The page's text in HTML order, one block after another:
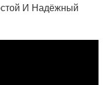
И Надёжный